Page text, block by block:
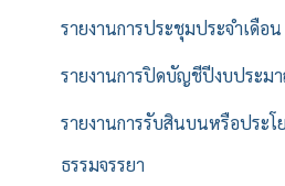
รายงานการประชุมประจำเดือน
รายงานการปิดบัญชีปีงบประม
รายงานการรับสินบนหรือประโ
ธรรมจรรยา